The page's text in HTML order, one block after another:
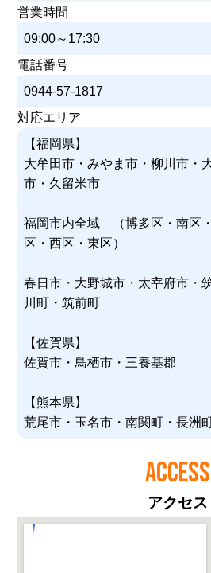
営業時間
09:00～17:30
電話番号
0944-57-1817
対応エリア
【福岡県】
大牟田市・みやま市・柳川市・
市・久留米市
福岡市内全域 （博多区・南区
区・西区・東区）
春日市・大野城市・太宰府市・
川町・筑前町
【佐賀県】
佐賀市・鳥栖市・三養基郡
【熊本県】
荒尾市・玉名市・南関町・長洲
ACCESS
アクセス